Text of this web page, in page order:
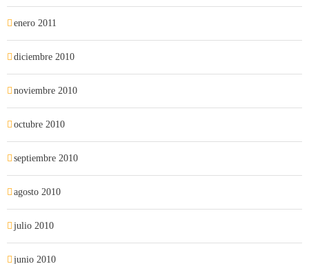
enero 2011
diciembre 2010
noviembre 2010
octubre 2010
septiembre 2010
agosto 2010
julio 2010
junio 2010